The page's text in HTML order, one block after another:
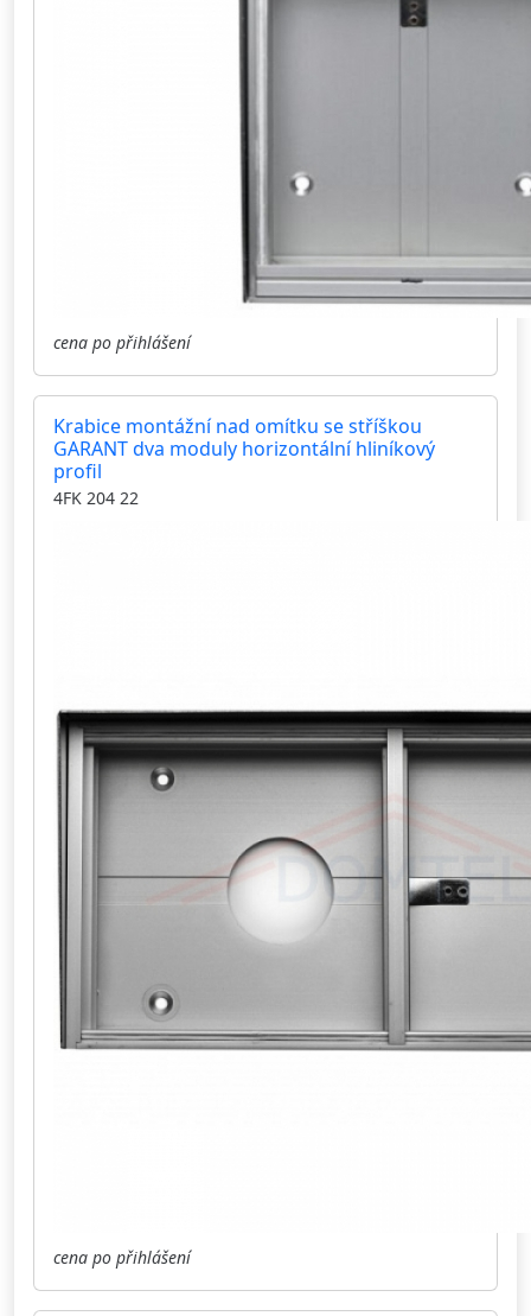
cena po přihlášení
Krabice montážní nad omítku se stříškou
GARANT dva moduly horizontální hliníkový
profil
4FK 204 22
cena po přihlášení